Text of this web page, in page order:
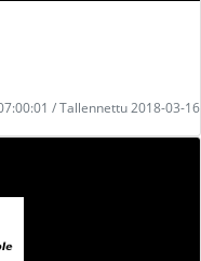
/ Tallennettu 2018-03-16